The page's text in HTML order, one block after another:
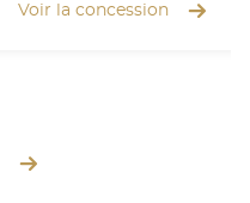
Voir la concession